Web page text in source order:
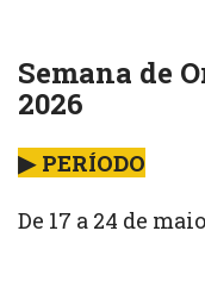
Semana de
2026
▶ PERÍODO
De 17 a 24 de